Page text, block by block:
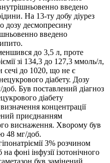
введено
На 13-ту добу діурез
дозу десмопресину
введено
до 3,5 л, проте
зі 134,3 до 127,3 ммоль/л,
сечі до 1020, що не є
діабету. Дозу
Був поставлений діагноз
діабету
концентрації
приєднанням
виснаження. Хворому був
48 мг/доб.
3% розчином
фоні інфузії ізотонічного
був замінений